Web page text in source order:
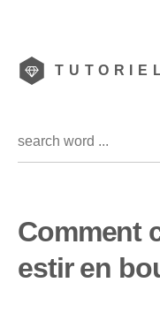
Comment
estir en